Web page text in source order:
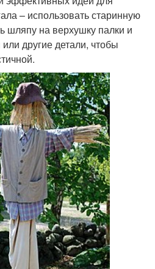
– использовать старинную
шляпу на верхушку палки и
другие детали, чтобы